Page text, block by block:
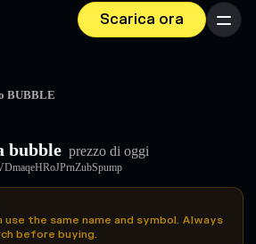
Scarica ora Menu
BUBBLE
bubble prezzo di oggi
the same name and symbol. Always
before buying.